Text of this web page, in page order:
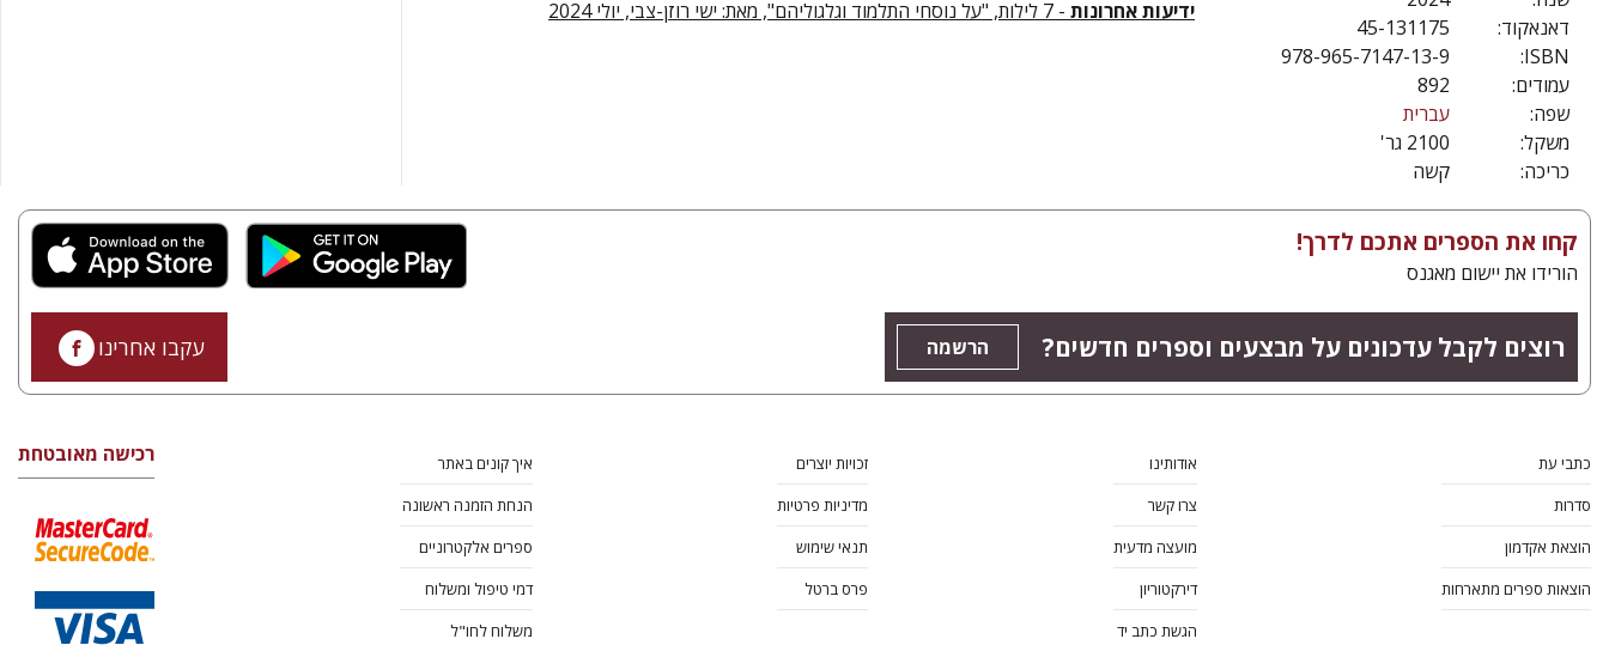
דאנאקוד:
45-131175
ISBN:
978-965-7147-13-9
עמודים:
892
שפה:
עברית
משקל:
2100 גר'
כריכה:
קשה
ידיעות אחרונות - 7 לילות, "על נוסחי התלמוד וגלגוליהם", מאת: ישי רוזן-צבי, יולי 2024
קחו את הספרים אתכם לדרך!
הורידו את יישום מאגנס
רוצים לקבל עדכונים על מבצעים וספרים חדשים? הרשמה עקבו אחרינו
כתבי עת
סדרות
הוצאת אקדמון
הוצאות ספרים מתארחות
אודותינו
צרו קשר
מועצה מדעית
דירקטוריון
הגשת כתב יד
זכויות יוצרים
מדיניות פרטיות
תנאי שימוש
פרס ברטל
איך קונים באתר
הנחת הזמנה ראשונה
ספרים אלקטרוניים
דמי טיפול ומשלוח
משלוח לחו"ל
רכישה מאובטחת